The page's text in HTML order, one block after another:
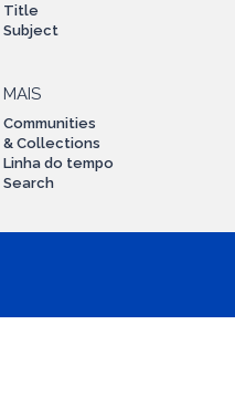
Title
Subject
MAIS
Communities
& Collections
Linha do tempo
Search